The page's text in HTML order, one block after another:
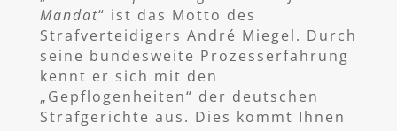
Mandat“ ist das Motto des
Strafverteidigers André Miegel. Durch
seine bundesweite Prozesserfahrung
kennt er sich mit den
„Gepflogenheiten“ der deutschen
Strafgerichte aus. Dies kommt Ihnen